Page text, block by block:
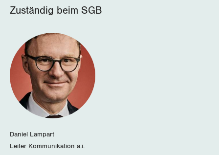
Zug
Zürich
Zuständig beim SGB
Daniel Lampart
Leiter Kommunikation a.i.